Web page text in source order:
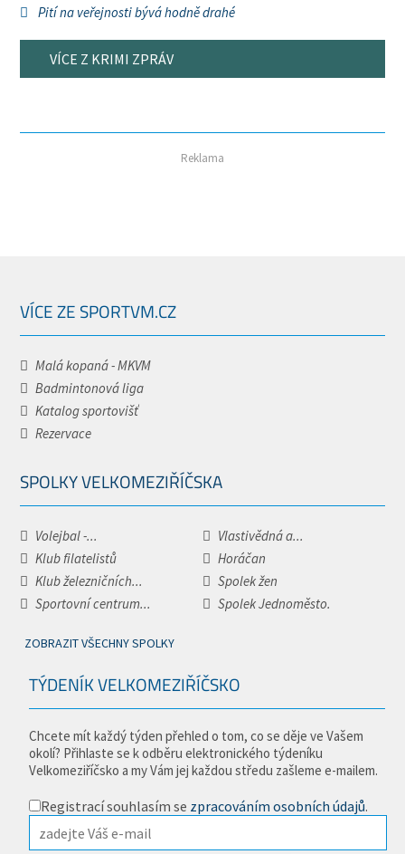
Pití na veřejnosti bývá hodně drahé
VÍCE Z KRIMI ZPRÁV
Reklama
VÍCE ZE SPORTVM.CZ
Malá kopaná - MKVM
Badmintonová liga
Katalog sportovišť
Rezervace
SPOLKY VELKOMEZIŘÍČSKA
Volejbal -...
Vlastivědná a...
Klub filatelistů
Horáčan
Klub železničních...
Spolek žen
Sportovní centrum...
Spolek Jednoměsto.
ZOBRAZIT VŠECHNY SPOLKY
TÝDENÍK VELKOMEZIŘÍČSKO
Chcete mít každý týden přehled o tom, co se děje ve Vašem
okolí? Přihlaste se k odběru elektronického týdeníku
Velkomeziříčsko a my Vám jej každou středu zašleme e-mailem.
Registrací souhlasím se zpracováním osobních údajů.